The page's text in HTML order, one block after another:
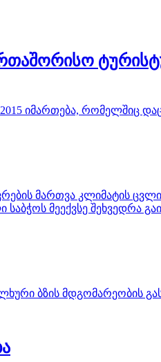
იმართება, რომელშიც
მართვა კლიმატის
მეექვსე შეხვედრა
ბზის მდგომარეობის